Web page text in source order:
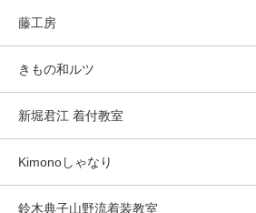
藤工房
きもの和ルツ
新堀君江 着付教室
Kimonoしゃなり
鈴木典子山野流着装教室